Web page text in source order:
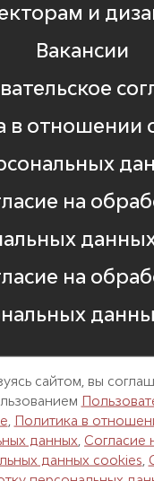
сайтом, вы
Политика в
данных Согласие
данных cookies
и
Вакансии
в отношении
на
на
8 499 248 13
Б. Саввинский
стр. 6